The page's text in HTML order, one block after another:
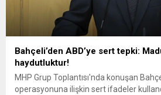
Bahçeli’den ABD’ye sert tepki:
haydutluktur!
MHP Grup Toplantısı'nda konuşan
operasyonuna ilişkin sert ifadeler